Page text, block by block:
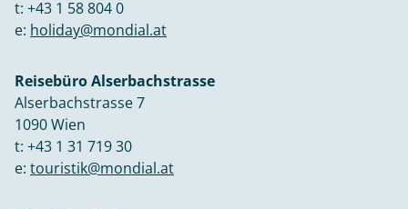
t: +43 1 58 804 0
e: holiday@mondial.at
Reisebüro Alserbachstrasse
Alserbachstrasse 7
1090 Wien
t: +43 1 31 719 30
e: touristik@mondial.at